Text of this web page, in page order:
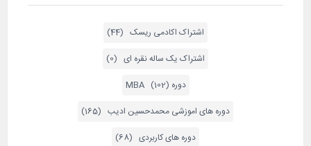
اشتراک اکادمی ریسک (44)
اشتراک یک ساله نقره ای (0)
دوره MBA (102)
دوره های اموزشی محمدحسین ادیب (165)
دوره های کاربردی (68)